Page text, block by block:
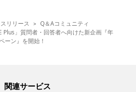
リリース > Q＆Aコミュニティ
Plus」質問者・回答者へ向けた新企画『年
ーン』を開始！
関連サービス